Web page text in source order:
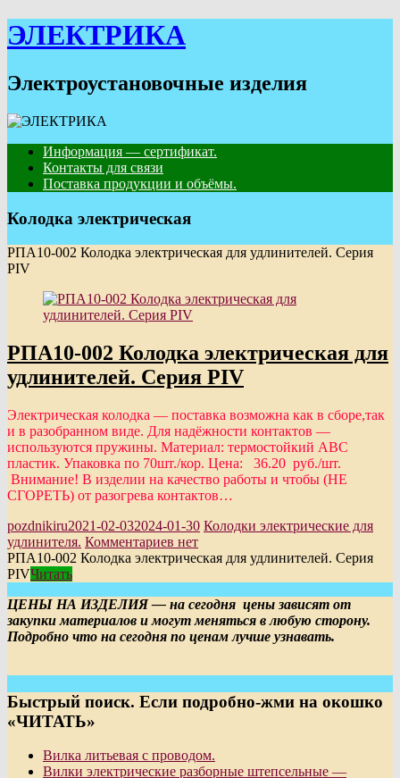
Skip
to
ЭЛЕКТРИКА
Электроустановочные изделия
Информация — сертификат.
Контакты для связи
Поставка продукции и объёмы.
Колодка электрическая
РПА10-002 Колодка электрическая для удлинителей. Серия
PIV
РПА10-002 Колодка электрическая для
удлинителей. Серия PIV
Электрическая колодка — поставка возможна как в сборе,так
и в разобранном виде. Для надёжности контактов —
используются пружины. Материал: термостойкий АВС
пластик. Упаковка по 70шт./кор. Цена: 36.20 руб./шт.
Внимание! В изделии на качество работы и чтобы (НЕ
СГОРЕТЬ) от разогрева контактов…
pozdnikiru2021-02-032024-01-30 Колодки электрические для
удлинителя. Комментариев нет
РПА10-002 Колодка электрическая для удлинителей. Серия
PIVЧитать
ЦЕНЫ НА ИЗДЕЛИЯ — на сегодня цены зависят от
закупки материалов и могут меняться в любую сторону.
Подробно что на сегодня по ценам лучше узнавать.
Быстрый поиск. Если подробно-жми на окошко
«ЧИТАТЬ»
Вилка литьевая с проводом.
Вилки электрические разборные штепсельные —